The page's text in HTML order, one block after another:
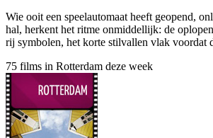
Wie ooit een speelautomaat heeft geopend,
hal, herkent het ritme onmiddellijk: de
rij symbolen, het korte stilvallen vlak voordat
75 films in Rotterdam deze week